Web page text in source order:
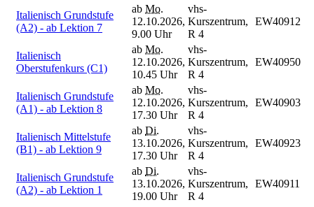
Italienisch Grundstufe
(A2) - ab Lektion 7
ab Mo.
12.10.2026,
9.00 Uhr
vhs-
Kurszentrum,
R 4
EW40912
Italienisch
Oberstufenkurs (C1)
ab Mo.
12.10.2026,
10.45 Uhr
vhs-
Kurszentrum,
R 4
EW40950
Italienisch Grundstufe
(A1) - ab Lektion 8
ab Mo.
12.10.2026,
17.30 Uhr
vhs-
Kurszentrum,
R 4
EW40903
Italienisch Mittelstufe
(B1) - ab Lektion 9
ab Di.
13.10.2026,
17.30 Uhr
vhs-
Kurszentrum,
R 4
EW40923
Italienisch Grundstufe
(A2) - ab Lektion 1
ab Di.
13.10.2026,
19.00 Uhr
vhs-
Kurszentrum,
R 4
EW40911